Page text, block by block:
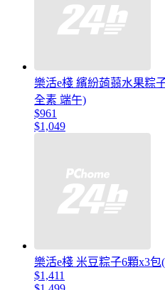
樂活e棧 繽紛蒟蒻水果粽
全素 端午)
$961
$1,049
樂活e棧 米豆粽子6顆x3
$1,411